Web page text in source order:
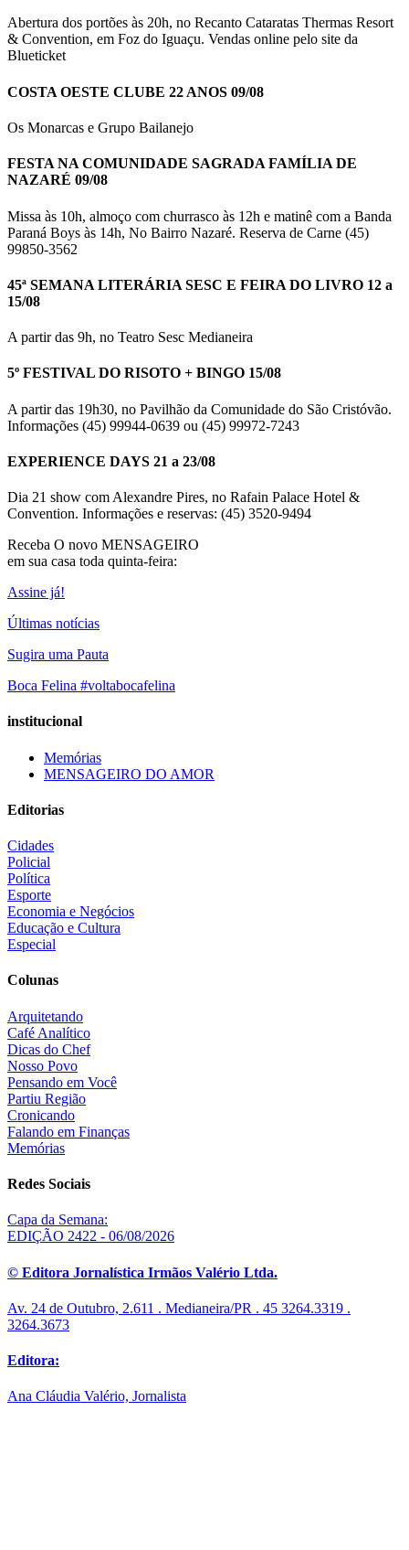
Abertura dos portões às 20h, no Recanto Cataratas Thermas Resort
& Convention, em Foz do Iguaçu. Vendas online pelo site da
Blueticket
COSTA OESTE CLUBE 22 ANOS 09/08
Os Monarcas e Grupo Bailanejo
FESTA NA COMUNIDADE SAGRADA FAMÍLIA DE
NAZARÉ 09/08
Missa às 10h, almoço com churrasco às 12h e matinê com a Banda
Paraná Boys às 14h, No Bairro Nazaré. Reserva de Carne (45)
99850-3562
45ª SEMANA LITERÁRIA SESC E FEIRA DO LIVRO 12 a
15/08
A partir das 9h, no Teatro Sesc Medianeira
5º FESTIVAL DO RISOTO + BINGO 15/08
A partir das 19h30, no Pavilhão da Comunidade do São Cristóvão.
Informações (45) 99944-0639 ou (45) 99972-7243
EXPERIENCE DAYS 21 a 23/08
Dia 21 show com Alexandre Pires, no Rafain Palace Hotel &
Convention. Informações e reservas: (45) 3520-9494
Receba O novo MENSAGEIRO
em sua casa toda quinta-feira:
Assine já!
Últimas notícias
Sugira uma Pauta
Boca Felina #voltabocafelina
institucional
Memórias
MENSAGEIRO DO AMOR
Editorias
Cidades
Policial
Política
Esporte
Economia e Negócios
Educação e Cultura
Especial
Colunas
Arquitetando
Café Analítico
Dicas do Chef
Nosso Povo
Pensando em Você
Partiu Região
Cronicando
Falando em Finanças
Memórias
Redes Sociais
Capa da Semana:
EDIÇÃO 2422 - 06/08/2026
© Editora Jornalística Irmãos Valério Ltda.
Av. 24 de Outubro, 2.611 . Medianeira/PR . 45 3264.3319 .
3264.3673
Editora:
Ana Cláudia Valério, Jornalista